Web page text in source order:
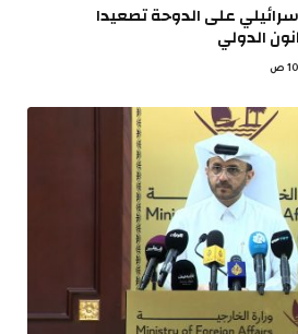
على الدوحة تصعيدا
الدولي